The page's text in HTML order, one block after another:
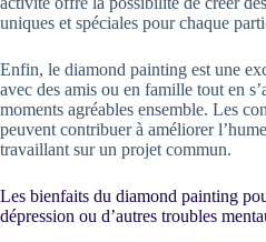
uniques et spéciales pour chaque
Enfin, le diamond painting est une
avec des amis ou en famille tout en
moments agréables ensemble. Les
peuvent contribuer à améliorer
travaillant sur un projet commun.
Les bienfaits du diamond painting
dépression ou d’autres troubles